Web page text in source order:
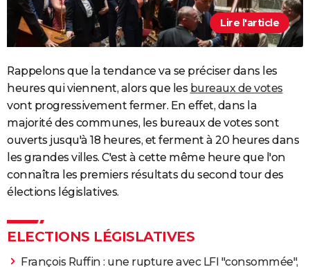
Lire l'article
Rappelons que la tendance va se préciser dans les
heures qui viennent, alors que les bureaux de votes
vont progressivement fermer. En effet, dans la
majorité des communes, les bureaux de votes sont
ouverts jusqu'à 18 heures, et ferment à 20 heures dans
les grandes villes. C'est à cette même heure que l'on
connaîtra les premiers résultats du second tour des
élections législatives.
ELECTIONS LÉGISLATIVES
François Ruffin : une rupture avec LFI "consommée",